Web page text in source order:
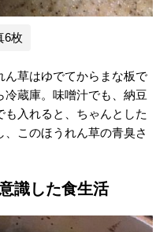
6枚
ん草はゆでてからまな板で
冷蔵庫。味噌汁でも、納豆
入れると、ちゃんとした
このほうれん草の青臭さ
識した食生活